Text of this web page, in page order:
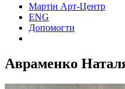
Mартін Арт-Центр
ENG
Допомогти
Авраменко